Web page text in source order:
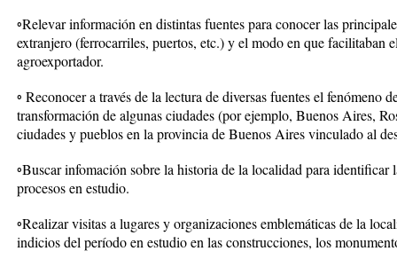
◦Relevar información en distintas fuentes para conocer las
extranjero (ferrocarriles, puertos, etc.) y el modo en que facilitaban
agroexportador.
◦ Reconocer a través de la lectura de diversas fuentes el fenómeno
transformación de algunas ciudades (por ejemplo, Buenos Aires,
ciudades y pueblos en la provincia de Buenos Aires vinculado al
◦Buscar infomación sobre la historia de la localidad para identificar
procesos en estudio.
◦Realizar visitas a lugares y organizaciones emblemáticas de la
indicios del período en estudio en las construcciones, los